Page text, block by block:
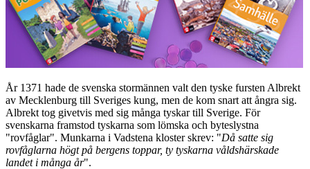
År 1371 hade de svenska stormännen valt den tyske fursten Albrekt
av Mecklenburg till Sveriges kung, men de kom snart att ångra sig.
Albrekt tog givetvis med sig många tyskar till Sverige. För
svenskarna framstod tyskarna som lömska och byteslystna
"rovfåglar". Munkarna i Vadstena kloster skrev: "Då satte sig
rovfåglarna högt på bergens toppar, ty tyskarna våldshärskade
landet i många år".